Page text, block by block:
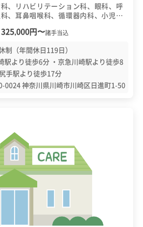
、リハビリテーション科、眼科、呼
、耳鼻咽喉科、循環器内科、小児
経内科、整形外科、脳神経外科、泌
射線科
325,000円〜諸手当込
制（年間休日119日）
駅より徒歩6分 ・京急川崎駅より徒歩8
手駅より徒歩17分
0024 神奈川県川崎市川崎区日進町1-50